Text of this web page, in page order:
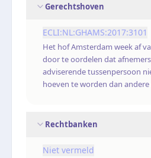
Gerechtshoven
ECLI:NL:GHAMS:2017:3101
Het hof Amsterdam week af
door te oordelen dat
adviserende tussenpersoon
hoeven te worden dan andere
Rechtbanken
Niet vermeld